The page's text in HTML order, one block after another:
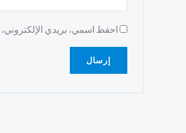
احفظ اسمي، بريدي الإلكتروني،